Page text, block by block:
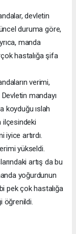
devletin
duruma göre,
manda
hastalığa şifa
verimi,
mandayı
koyduğu ıslah
ilçesindeki
iyice artırdı.
yükseldi.
artış da bu
yoğurdunun
pek çok hastalığa
öğrenildi.